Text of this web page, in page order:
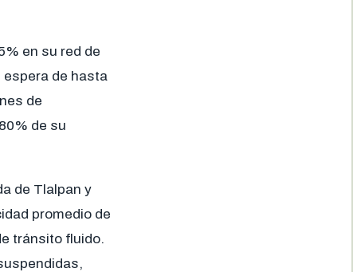
en su red de
espera de hasta
de
de su
de Tlalpan y
promedio de
tránsito fluido.